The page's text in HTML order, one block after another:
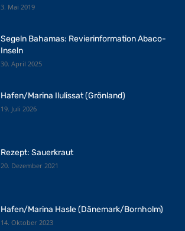
3. Mai 2019
Segeln Bahamas: Revierinformation Abaco-
Inseln
30. April 2025
Hafen/Marina Ilulissat (Grönland)
19. Juli 2026
Rezept: Sauerkraut
20. Dezember 2021
Hafen/Marina Hasle (Dänemark/Bornholm)
14. Oktober 2023